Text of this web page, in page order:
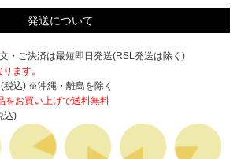
発送について
・ご決済は最短即日発送(RSL発送は除く)
ます。
込) ※沖縄・離島を除く
をお買い上げで送料無料
込)